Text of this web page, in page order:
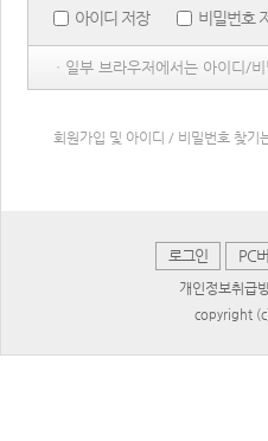
아이디 저장 비밀번호
ㆍ일부 브라우저에서는 아이디/
회원가입 및 아이디 / 비밀번호 찾기
로그인 PC
개인정보취급
copyright